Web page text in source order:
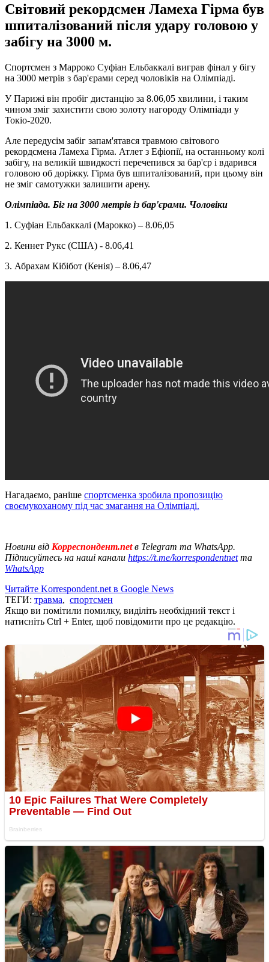
Світовий рекордсмен Ламеха Гірма був
шпиталізований після удару головою у
забігу на 3000 м.
Спортсмен з Марроко Суфіан Ельбаккалі виграв фінал у бігу
на 3000 метрів з бар'єрами серед чоловіків на Олімпіаді.
У Парижі він пробіг дистанцію за 8.06,05 хвилини, і таким
чином зміг захистити свою золоту нагороду Олімпіади у
Токіо-2020.
Але передусім забіг запам'ятався травмою світового
рекордсмена Ламеха Гірма. Атлет з Ефіопії, на останньому колі
забігу, на великій швидкості перечепився за бар'єр і вдарився
головою об доріжку. Гірма був шпиталізований, при цьому він
не зміг самотужки залишити арену.
Олімпіада. Біг на 3000 метрів із бар'єрами. Чоловіки
1. Суфіан Ельбаккалі (Марокко) – 8.06,05
2. Кеннет Рукс (США) - 8.06,41
3. Абрахам Кібібот (Кенія) – 8.06,47
Нагадаємо, раніше спортсменка зробила пропозицію
своємукоханому під час змагання на Олімпіаді.
Новини від Корреспондент.netв Telegram та WhatsApp.
Підписуйтесь на наші канали https://t.me/korrespondentnetта
WhatsApp
Читайте Korrespondent.net в Google News
ТЕГИ: травма, спортсмен
Якщо ви помітили помилку, виділіть необхідний текст і
натисніть Ctrl + Enter, щоб повідомити про це редакцію.